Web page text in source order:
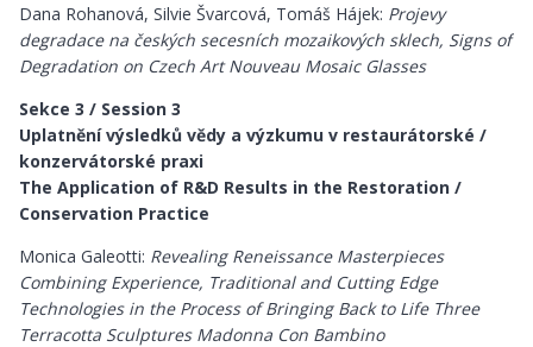
Dana Rohanová, Silvie Švarcová, Tomáš Hájek: Projevy
degradace na českých secesních mozaikových sklech, Signs of
Degradation on Czech Art Nouveau Mosaic Glasses
Sekce 3 / Session 3
Uplatnění výsledků vědy a výzkumu v restaurátorské /
konzervátorské praxi
The Application of R&D Results in the Restoration /
Conservation Practice
Monica Galeotti: Revealing Reneissance Masterpieces
Combining Experience, Traditional and Cutting Edge
Technologies in the Process of Bringing Back to Life Three
Terracotta Sculptures Madonna Con Bambino